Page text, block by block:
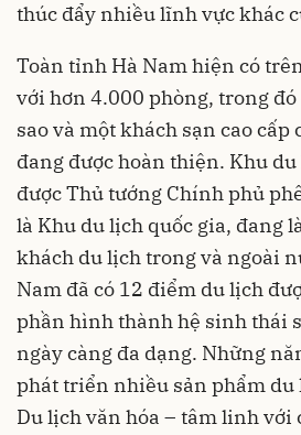
thúc đẩy nhiều lĩnh vực khác
Toàn tỉnh Hà Nam hiện có
với hơn 4.000 phòng, trong đó
sao và một khách sạn cao cấp
đang được hoàn thiện. Khu
được Thủ tướng Chính phủ
là Khu du lịch quốc gia, đang
khách du lịch trong và ngoài
Nam đã có 12 điểm du lịch
phần hình thành hệ sinh thái
ngày càng đa dạng. Những
phát triển nhiều sản phẩm
Du lịch văn hóa – tâm linh với